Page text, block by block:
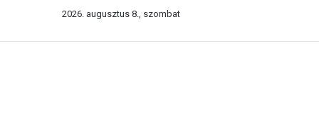
2026. augusztus 8., szombat